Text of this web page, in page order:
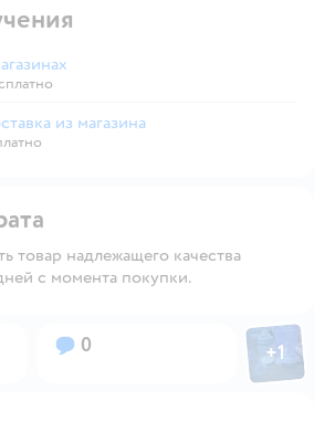
из магазина
товар надлежащего качества
с момента покупки.
Вопросов:
0 Фото
+1